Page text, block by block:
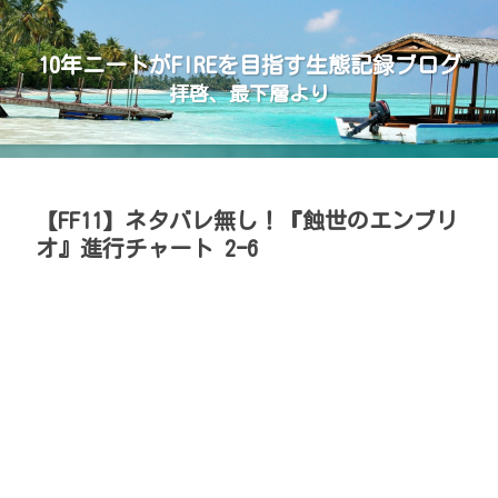
10年ニートがFIREを目指す生態記録ブログ
拝啓、最下層より
【FF11】ネタバレ無し！『蝕世のエンブリ
オ』進行チャート 2ｰ6